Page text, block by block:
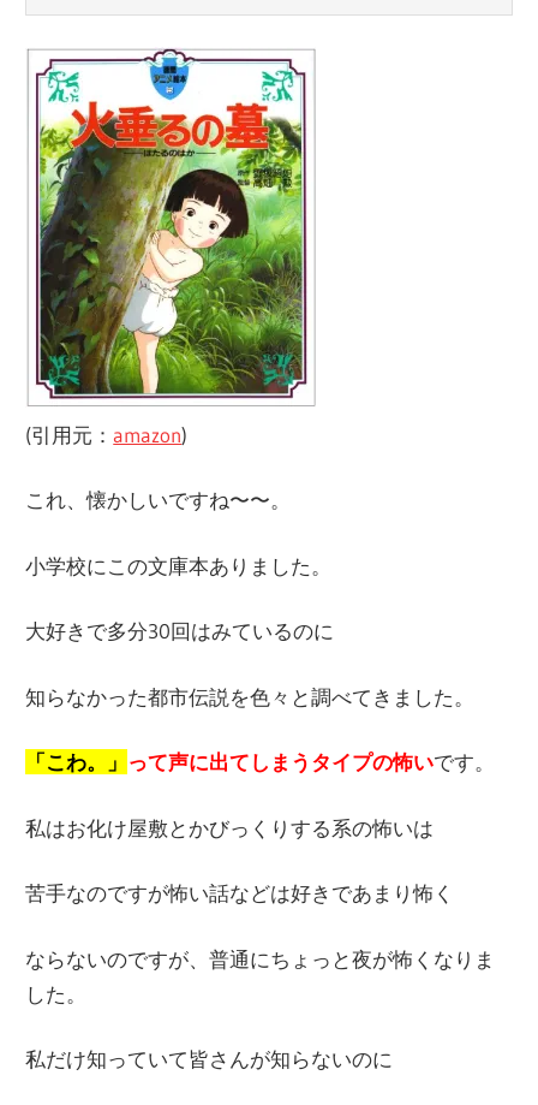
(引用元：amazon)
これ、懐かしいですね〜〜。
小学校にこの文庫本ありました。
大好きで多分30回はみているのに
知らなかった都市伝説を色々と調べてきました。
「こわ。」 って声に出てしまうタイプの怖いです。
私はお化け屋敷とかびっくりする系の怖いは
苦手なのですが怖い話などは好きであまり怖く
ならないのですが、普通にちょっと夜が怖くなりま
した。
私だけ知っていて皆さんが知らないのに